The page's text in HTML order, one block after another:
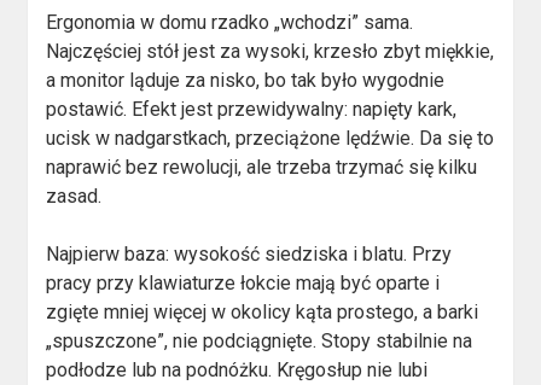
Ergonomia w domu rzadko „wchodzi” sama.
Najczęściej stół jest za wysoki, krzesło zbyt miękkie,
a monitor ląduje za nisko, bo tak było wygodnie
postawić. Efekt jest przewidywalny: napięty kark,
ucisk w nadgarstkach, przeciążone lędźwie. Da się to
naprawić bez rewolucji, ale trzeba trzymać się kilku
zasad.
Najpierw baza: wysokość siedziska i blatu. Przy
pracy przy klawiaturze łokcie mają być oparte i
zgięte mniej więcej w okolicy kąta prostego, a barki
„spuszczone”, nie podciągnięte. Stopy stabilnie na
podłodze lub na podnóżku. Kręgosłup nie lubi